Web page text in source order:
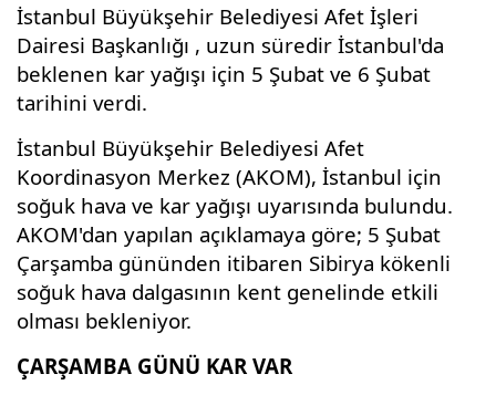
İstanbul Büyükşehir Belediyesi Afet İşleri
Dairesi Başkanlığı , uzun süredir İstanbul'da
beklenen kar yağışı için 5 Şubat ve 6 Şubat
tarihini verdi.
İstanbul Büyükşehir Belediyesi Afet
Koordinasyon Merkez (AKOM), İstanbul için
soğuk hava ve kar yağışı uyarısında bulundu.
AKOM'dan yapılan açıklamaya göre; 5 Şubat
Çarşamba gününden itibaren Sibirya kökenli
soğuk hava dalgasının kent genelinde etkili
olması bekleniyor.
ÇARŞAMBA GÜNÜ KAR VAR